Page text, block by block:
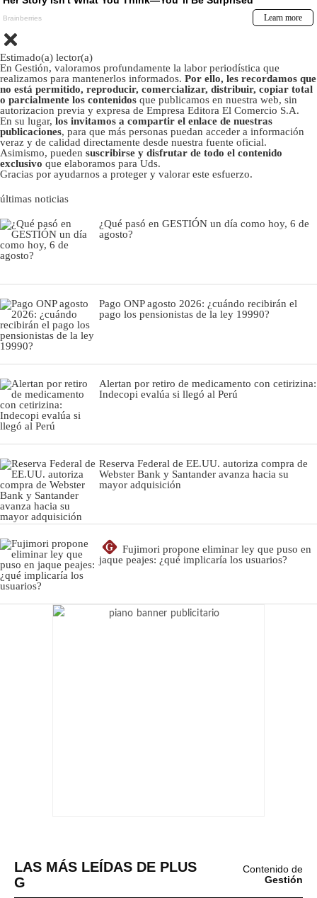
Estimado(a) lector(a)
En Gestión, valoramos profundamente la labor periodística que
realizamos para mantenerlos informados. Por ello, les recordamos que
no está permitido, reproducir, comercializar, distribuir, copiar total
o parcialmente los contenidos que publicamos en nuestra web, sin
autorizacion previa y expresa de Empresa Editora El Comercio S.A.
En su lugar, los invitamos a compartir el enlace de nuestras
publicaciones, para que más personas puedan acceder a información
veraz y de calidad directamente desde nuestra fuente oficial.
Asimismo, pueden suscribirse y disfrutar de todo el contenido
exclusivo que elaboramos para Uds.
Gracias por ayudarnos a proteger y valorar este esfuerzo.
últimas noticias
¿Qué pasó en GESTIÓN un día como hoy, 6 de
agosto?
Pago ONP agosto 2026: ¿cuándo recibirán el
pago los pensionistas de la ley 19990?
Alertan por retiro de medicamento con cetirizina:
Indecopi evalúa si llegó al Perú
Reserva Federal de EE.UU. autoriza compra de
Webster Bank y Santander avanza hacia su
mayor adquisición
G
Fujimori propone eliminar ley que puso en
jaque peajes: ¿qué implicaría los usuarios?
LAS MÁS LEÍDAS DE PLUS
G
Contenido de
Gestión